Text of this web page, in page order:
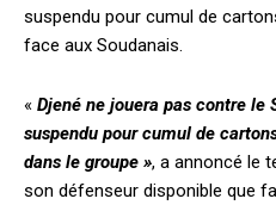
suspendu pour cumul de
face aux Soudanais.
« Djené ne jouera pas contre le
suspendu pour cumul de
dans le groupe », a annoncé le
son défenseur disponible que